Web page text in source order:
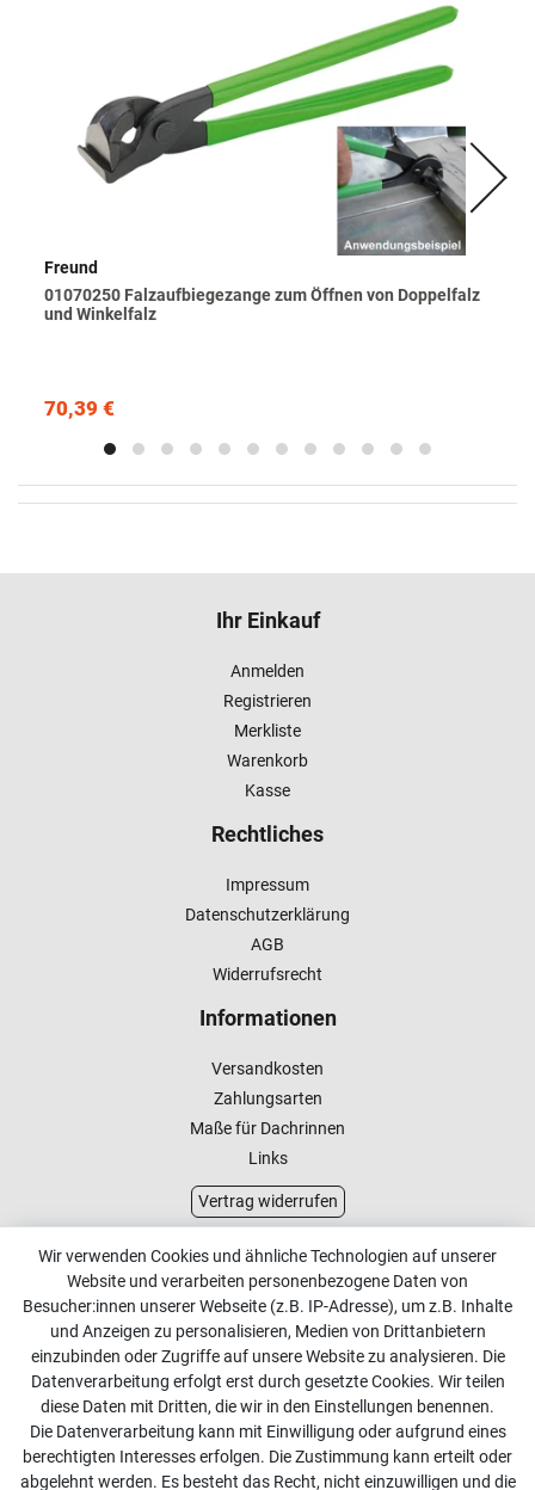
Freund
01070250 Falzaufbiegezange zum Öffnen von Doppelfalz
und Winkelfalz
70,39 €
Ihr Einkauf
Anmelden
Registrieren
Merkliste
Warenkorb
Kasse
Rechtliches
Impressum
Datenschutzerklärung
AGB
Widerrufsrecht
Informationen
Versandkosten
Zahlungsarten
Maße für Dachrinnen
Links
Vertrag widerrufen
Kundenservice
Kontakt
Online Retourenservice
Kontakt
info@dachdecker-shop.de
+49 3501 507295
Wir verwenden Cookies und ähnliche Technologien auf unserer
Website und verarbeiten personenbezogene Daten von
Besucher:innen unserer Webseite (z.B. IP-Adresse), um z.B. Inhalte
und Anzeigen zu personalisieren, Medien von Drittanbietern
einzubinden oder Zugriffe auf unsere Website zu analysieren. Die
Datenverarbeitung erfolgt erst durch gesetzte Cookies. Wir teilen
diese Daten mit Dritten, die wir in den Einstellungen benennen.
Die Datenverarbeitung kann mit Einwilligung oder aufgrund eines
berechtigten Interesses erfolgen. Die Zustimmung kann erteilt oder
abgelehnt werden. Es besteht das Recht, nicht einzuwilligen und die